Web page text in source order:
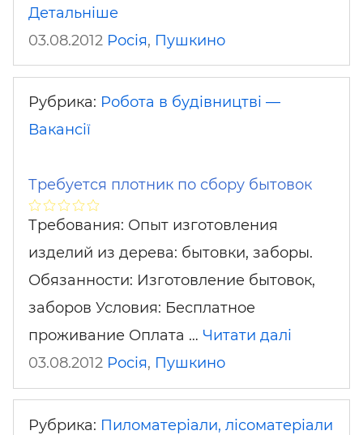
Детальніше
03.08.2012 Росія, Пушкино
Рубрика: Робота в будівництві —
Вакансії
Требуется плотник по сбору бытовок
Требования: Опыт изготовления
изделий из дерева: бытовки‚ заборы.
Обязанности: Изготовление бытовок‚
заборов Условия: Бесплатное
проживание Оплата … Читати далі
03.08.2012 Росія, Пушкино
Рубрика: Пиломатеріали, лісоматеріали